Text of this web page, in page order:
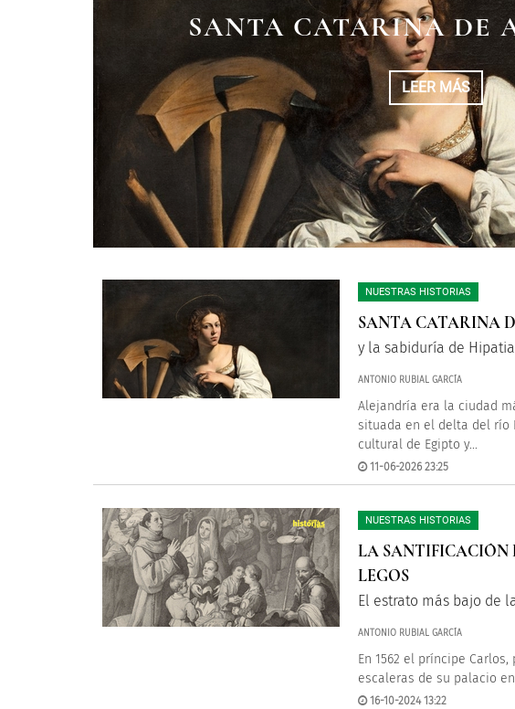
SANTA CATARINA DE
LEER MÁS
HERMANOS
LEER MÁS
FELIPE DE
LEER MÁS
NUESTRAS HISTORIAS
SANTA CATARINA
y la sabiduría de
ANTONIO RUBIAL GARCÍA
Alejandría era la ciudad
situada en el delta del río
cultural de Egipto y...
11-06-2026 23:25
NUESTRAS HISTORIAS
LA SANTIFICACIÓN
LEGOS
El estrato más bajo de
ANTONIO RUBIAL GARCÍA
En 1562 el príncipe
escaleras de su palacio
16-10-2024 13:22